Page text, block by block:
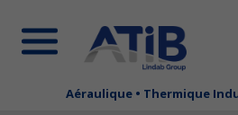
Aéraulique • Thermique